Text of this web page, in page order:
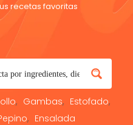
recetas favoritas
Gambas
Estofado
Ensalada